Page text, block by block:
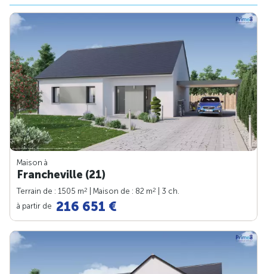
Maison à
Francheville (21)
Terrain de : 1505 m2 | Maison de : 82 m2
| 3 ch.
à partir de 216 651 €